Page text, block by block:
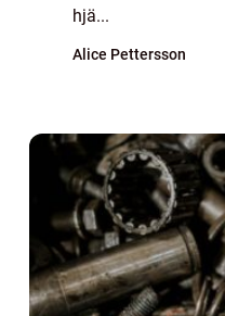
hjä...
Alice Pettersson